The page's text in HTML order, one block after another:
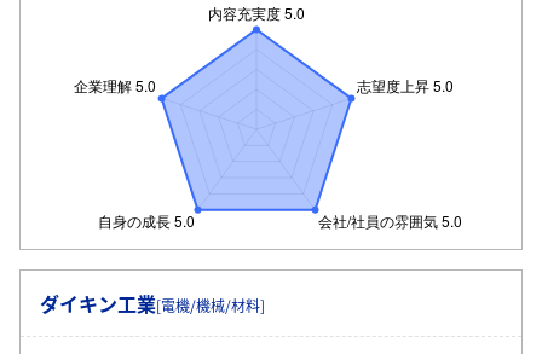
ダイキン工業[電機/機械/材料]